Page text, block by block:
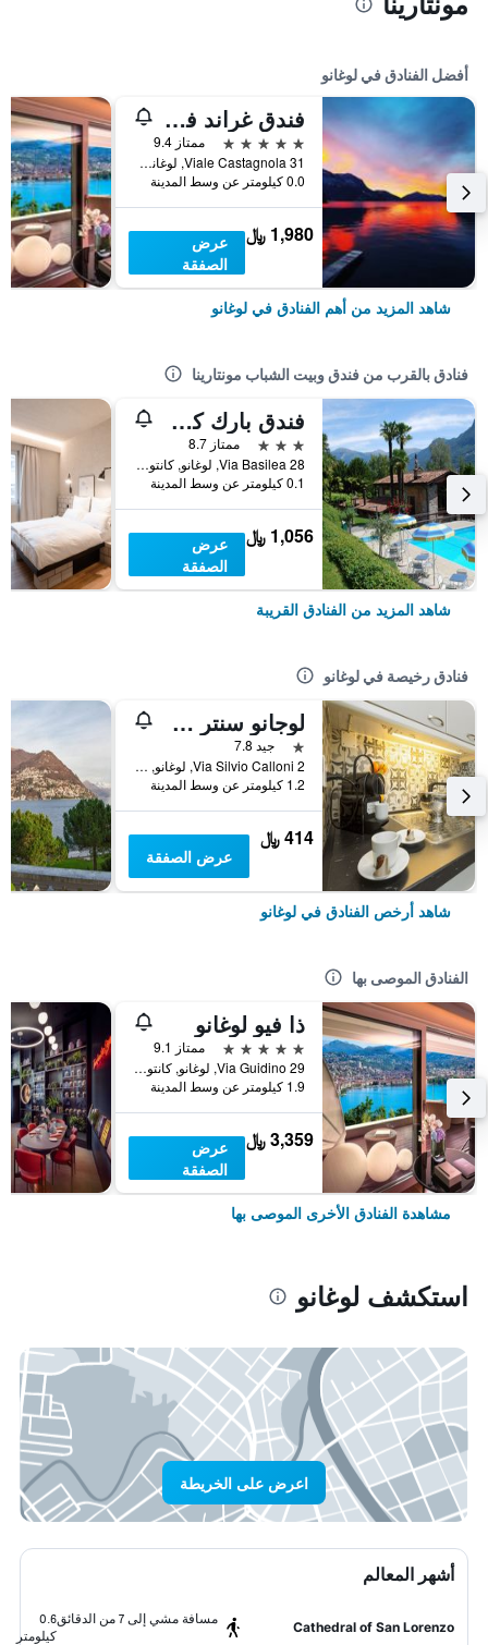
أفضل الفنادق في لوغانو
فندق غراند فيلا كاستانولا
5 نجوم
ممتاز 9.4
Viale Castagnola 31, لوغانو, كانتون تيسينو, سويسرا
0.0 كيلومتر عن وسط المدينة
1,980 ﷼
عرض
الصفقة
شاهد المزيد من أهم الفنادق في لوغانو
فنادق بالقرب من فندق وبيت الشباب مونتارينا
فندق بارك كونتيننتال
3 نجوم
ممتاز 8.7
Via Basilea 28, لوغانو, كانتون تيسينو, سويسرا
0.1 كيلومتر عن وسط المدينة
1,056 ﷼
عرض
الصفقة
شاهد المزيد من الفنادق القريبة
فنادق رخيصة في لوغانو
لوجانو سنتر جيست هاوس
نجمة واحدة
جيد 7.8
2 Via Silvio Calloni, لوغانو, كانتون تيسينو, سويسرا
1.2 كيلومتر عن وسط المدينة
414 ﷼
عرض الصفقة
شاهد أرخص الفنادق في لوغانو
الفنادق الموصى بها
ذا فيو لوغانو
5 نجوم
ممتاز 9.1
Via Guidino 29, لوغانو, كانتون تيسينو, سويسرا
1.9 كيلومتر عن وسط المدينة
3,359 ﷼
عرض
الصفقة
مشاهدة الفنادق الأخرى الموصى بها
استكشف لوغانو
اعرض على الخريطة
أشهر المعالم
Cathedral of San Lorenzo
مسافة مشي إلى 7 من الدقائق
0.6
كيلومتر